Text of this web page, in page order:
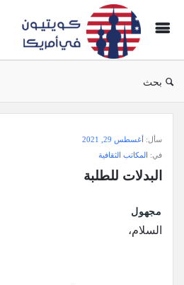
بحث
وجواب
أمريكا
الاحدث
سأل: أغسطس 29, 2021
في: المكاتب الثقافية
البدلات للطلبة
مجهول
السلام،